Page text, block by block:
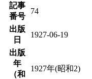
記事
番号
74
出版
日
1927-06-19
出版
年
（和
1927年(昭和2)